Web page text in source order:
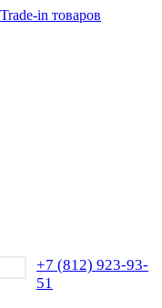
Trade-in товаров
+7 (812) 923-93-
51